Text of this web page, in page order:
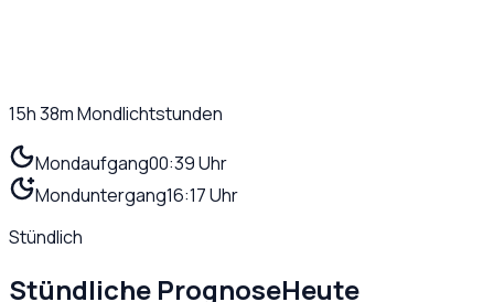
15h 38mMondlichtstunden
Mondaufgang00:39 Uhr
Monduntergang16:17 Uhr
Stündlich
Stündliche PrognoseHeute